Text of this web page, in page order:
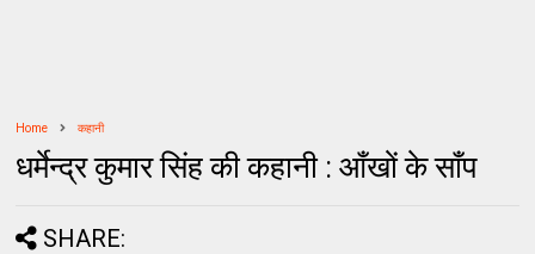
Home कहानी
धर्मेन्द्र कुमार सिंह की कहानी : आँखों के साँप
SHARE: